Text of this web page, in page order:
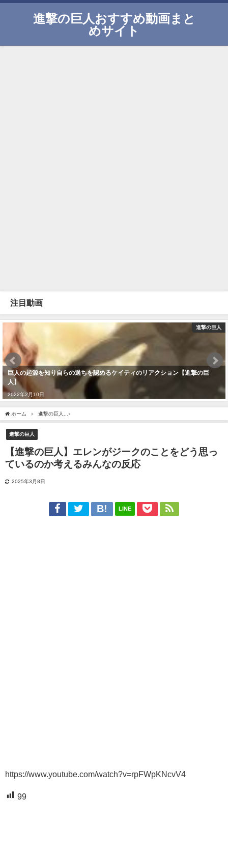
進撃の巨人おすすめ動画まと
めサイト
注目動画
進撃の巨人
巨人の起源を知り自らの過ちを認めるケイティのリアクション【進撃の巨
人】
2022年2月10日
ホーム 進撃の巨人
進撃の巨人
【進撃の巨人】エレンがジークのことをどう思っ
ているのか考えるみんなの反応
2025年3月8日
LINE
https://www.youtube.com/watch?v=rpFWpKNcvV4
99